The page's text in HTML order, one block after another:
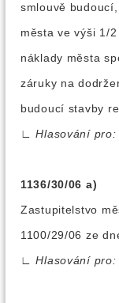
smlouvě
města ve výši 1/
náklady města
záruky na
budoucí stavby
∟
Hlasování
1136/30/06 a)
Zastupitelstvo
1100/29/06 ze
∟
Hlasování